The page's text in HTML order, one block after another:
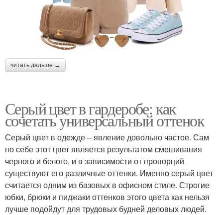
читать дальше →
Серый цвет в гардеробе: как
сочетать универсальный оттенок
Серый цвет в одежде – явление довольно частое. Сам
по себе этот цвет является результатом смешивания
черного и белого, и в зависимости от пропорций
существуют его различные оттенки. Именно серый цвет
считается одним из базовых в офисном стиле. Строгие
юбки, брюки и пиджаки оттенков этого цвета как нельзя
лучше подойдут для трудовых будней деловых людей.